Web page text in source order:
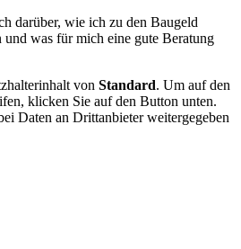
darüber, wie ich zu den Baugeld
und was für mich eine gute Beratung
von Standard. Um auf den
klicken Sie auf den Button unten.
Daten an Drittanbieter weitergegeben